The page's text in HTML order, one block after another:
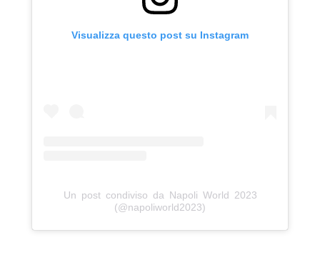
Visualizza questo post su Instagram
Un post condiviso da Napoli World 2023
(@napoliworld2023)